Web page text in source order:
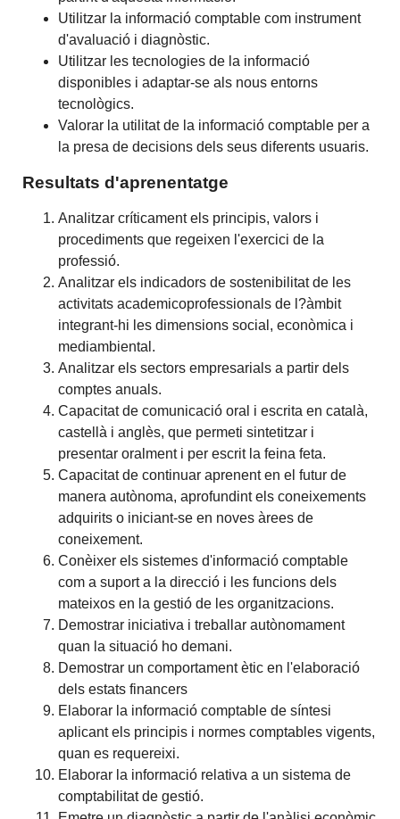
Utilitzar la informació comptable com instrument
d'avaluació i diagnòstic.
Utilitzar les tecnologies de la informació
disponibles i adaptar-se als nous entorns
tecnològics.
Valorar la utilitat de la informació comptable per a
la presa de decisions dels seus diferents usuaris.
Resultats d'aprenentatge
Analitzar críticament els principis, valors i
procediments que regeixen l'exercici de la
professió.
Analitzar els indicadors de sostenibilitat de les
activitats academicoprofessionals de l?àmbit
integrant-hi les dimensions social, econòmica i
mediambiental.
Analitzar els sectors empresarials a partir dels
comptes anuals.
Capacitat de comunicació oral i escrita en català,
castellà i anglès, que permeti sintetitzar i
presentar oralment i per escrit la feina feta.
Capacitat de continuar aprenent en el futur de
manera autònoma, aprofundint els coneixements
adquirits o iniciant-se en noves àrees de
coneixement.
Conèixer els sistemes d'informació comptable
com a suport a la direcció i les funcions dels
mateixos en la gestió de les organitzacions.
Demostrar iniciativa i treballar autònomament
quan la situació ho demani.
Demostrar un comportament ètic en l'elaboració
dels estats financers
Elaborar la informació comptable de síntesi
aplicant els principis i normes comptables vigents,
quan es requereixi.
Elaborar la informació relativa a un sistema de
comptabilitat de gestió.